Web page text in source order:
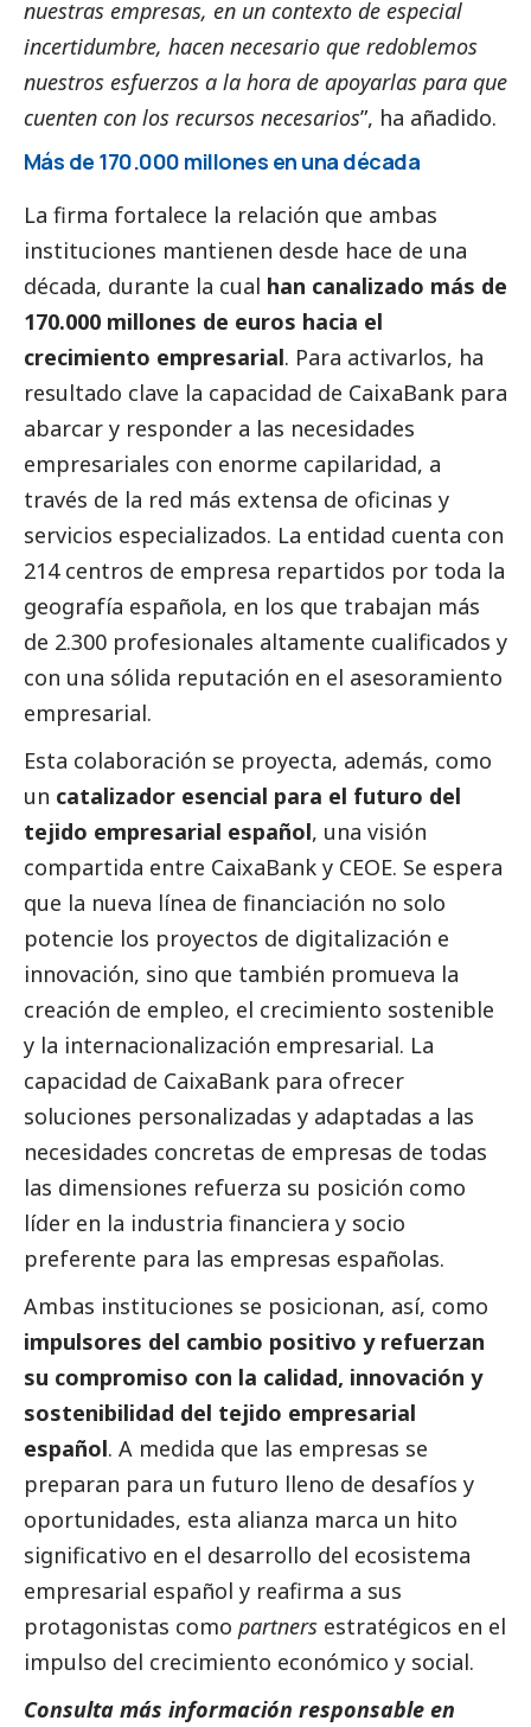
nuestras empresas, en un contexto de especial
incertidumbre, hacen necesario que redoblemos
nuestros esfuerzos a la hora de apoyarlas para que
cuenten con los recursos necesarios”, ha añadido.
Más de 170.000 millones en una década
La firma fortalece la relación que ambas
instituciones mantienen desde hace de una
década, durante la cual han canalizado más de
170.000 millones de euros hacia el
crecimiento empresarial. Para activarlos, ha
resultado clave la capacidad de CaixaBank para
abarcar y responder a las necesidades
empresariales con enorme capilaridad, a
través de la red más extensa de oficinas y
servicios especializados. La entidad cuenta con
214 centros de empresa repartidos por toda la
geografía española, en los que trabajan más
de 2.300 profesionales altamente cualificados y
con una sólida reputación en el asesoramiento
empresarial.
Esta colaboración se proyecta, además, como
un catalizador esencial para el futuro del
tejido empresarial español, una visión
compartida entre CaixaBank y CEOE. Se espera
que la nueva línea de financiación no solo
potencie los proyectos de digitalización e
innovación, sino que también promueva la
creación de empleo, el crecimiento sostenible
y la internacionalización empresarial. La
capacidad de CaixaBank para ofrecer
soluciones personalizadas y adaptadas a las
necesidades concretas de empresas de todas
las dimensiones refuerza su posición como
líder en la industria financiera y socio
preferente para las empresas españolas.
Ambas instituciones se posicionan, así, como
impulsores del cambio positivo y refuerzan
su compromiso con la calidad, innovación y
sostenibilidad del tejido empresarial
español. A medida que las empresas se
preparan para un futuro lleno de desafíos y
oportunidades, esta alianza marca un hito
significativo en el desarrollo del ecosistema
empresarial español y reafirma a sus
protagonistas como partners estratégicos en el
impulso del crecimiento económico y social.
Consulta más información responsable en